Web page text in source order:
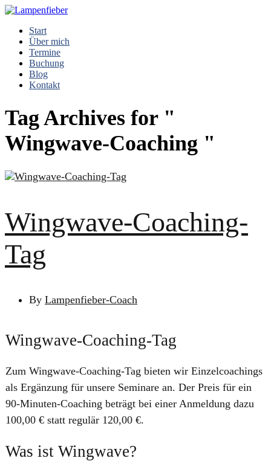
Start
Über mich
Termine
Buchung
Blog
Kontakt
Tag Archives for "
Wingwave-Coaching "
Wingwave-Coaching-
Tag
By Lampenfieber-Coach
Wingwave-Coaching-Tag
Zum Wingwave-Coaching-Tag bieten wir Einzelcoachings
als Ergänzung für unsere Seminare an. Der Preis für ein
90-Minuten-Coaching beträgt bei einer Anmeldung dazu
100,00 € statt regulär 120,00 €.
Was ist Wingwave?